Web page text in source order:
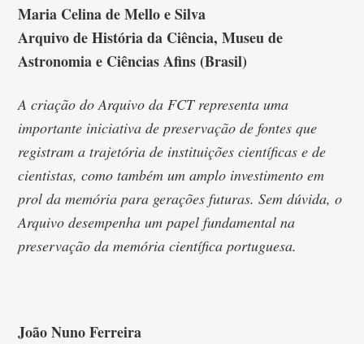
Maria Celina de Mello e Silva
Arquivo de História da Ciência, Museu de
Astronomia e Ciências Afins (Brasil)
A criação do Arquivo da FCT representa uma
importante iniciativa de preservação de fontes que
registram a trajetória de instituições científicas e de
cientistas, como também um amplo investimento em
prol da memória para gerações futuras. Sem dúvida, o
Arquivo desempenha um papel fundamental na
preservação da memória científica portuguesa.
João Nuno Ferreira